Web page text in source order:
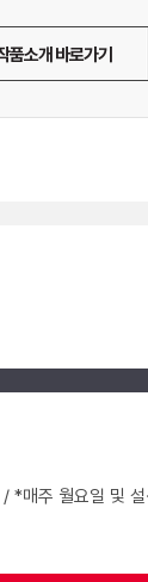
품소개 바로가기
주 월요일 및 설